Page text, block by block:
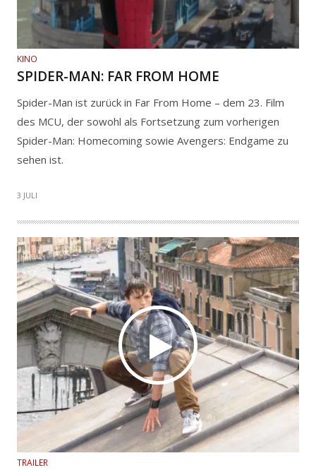
KINO
SPIDER-MAN: FAR FROM HOME
Spider-Man ist zurück in Far From Home – dem 23. Film
des MCU, der sowohl als Fortsetzung zum vorherigen
Spider-Man: Homecoming sowie Avengers: Endgame zu
sehen ist.
3 JULI
TRAILER